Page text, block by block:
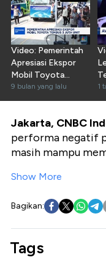
Video: Pemerintah
Apresiasi Ekspor
Mobil Toyota
Tembus 3 Juta Unit
9 bulan yang lalu 1
Jakarta, CNBC
performa negatif
masih mampu
Show More
Bagikan:
Tags